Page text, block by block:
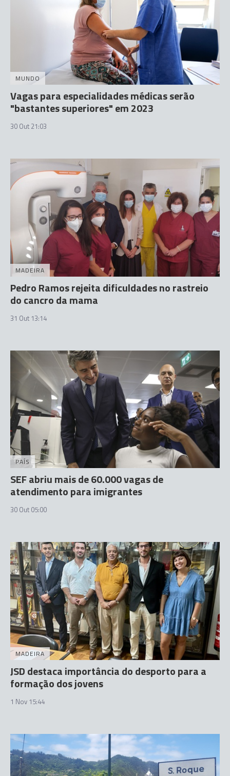
MUNDO
Vagas para especialidades médicas serão
"bastantes superiores" em 2023
30 Out 21:03
MADEIRA
Pedro Ramos rejeita dificuldades no rastreio
do cancro da mama
31 Out 13:14
PAÍS
SEF abriu mais de 60.000 vagas de
atendimento para imigrantes
30 Out 05:00
MADEIRA
JSD destaca importância do desporto para a
formação dos jovens
1 Nov 15:44